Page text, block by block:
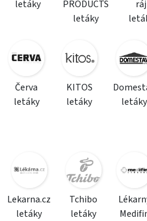
letáky
PRODUCTS
letáky
ráj
Červa
letáky
KITOS
letáky
letáky
Lekarna.cz
letáky
Tchibo
letáky